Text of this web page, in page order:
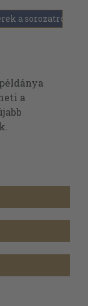
a sorozatról
a